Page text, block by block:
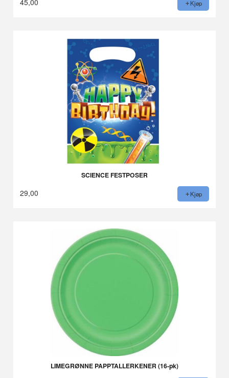
Kjøp
SCIENCE FESTPOSER
29,00 Kjøp
LIMEGRØNNE PAPPTALLERKENER (16-pk)